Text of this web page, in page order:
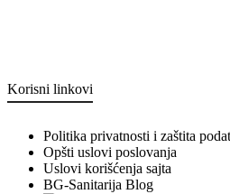
Korisni linkovi
Politika privatnosti i zaštita
Opšti uslovi poslovanja
Uslovi korišćenja sajta
BG-Sanitarija Blog